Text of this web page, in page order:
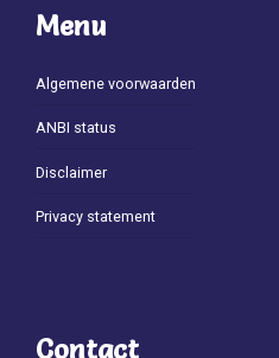
Menu
Algemene voorwaarden
ANBI status
Disclaimer
Privacy statement
Contact